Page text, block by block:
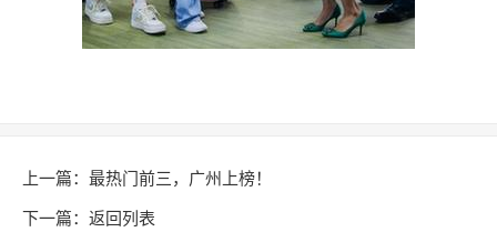
上一篇： 最热门前三，广州上榜！
下一篇： 返回列表